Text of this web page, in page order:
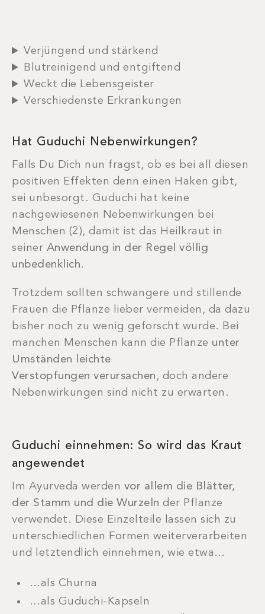
Verjüngend und stärkend
Blutreinigend und entgiftend
Weckt die Lebensgeister
Verschiedenste Erkrankungen
Hat Guduchi Nebenwirkungen?
Falls Du Dich nun fragst, ob es bei all diesen
positiven Effekten denn einen Haken gibt,
sei unbesorgt. Guduchi hat keine
nachgewiesenen Nebenwirkungen bei
Menschen (2), damit ist das Heilkraut in
seiner Anwendung in der Regel völlig
unbedenklich.
Trotzdem sollten schwangere und stillende
Frauen die Pflanze lieber vermeiden, da dazu
bisher noch zu wenig geforscht wurde. Bei
manchen Menschen kann die Pflanze unter
Umständen leichte
Verstopfungen verursachen , doch andere
Nebenwirkungen sind nicht zu erwarten.
Guduchi einnehmen: So wird das Kraut
angewendet
Im Ayurveda werden vor allem die Blätter,
der Stamm und die Wurzeln der Pflanze
verwendet. Diese Einzelteile lassen sich zu
unterschiedlichen Formen weiterverarbeiten
und letztendlich einnehmen, wie etwa…
…als Churna
…als Guduchi-Kapseln